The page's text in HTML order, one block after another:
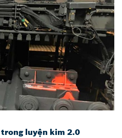
luyện kim 2.0